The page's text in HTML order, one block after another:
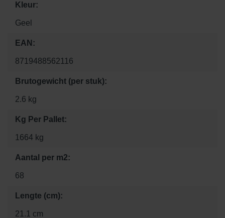
Kleur:
Geel
EAN:
8719488562116
Brutogewicht (per stuk):
2.6 kg
Kg Per Pallet:
1664 kg
Aantal per m2:
68
Lengte (cm):
21.1 cm